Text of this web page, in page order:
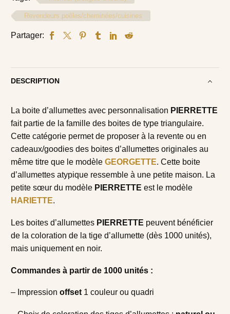
Revendeurs poêles/cheminées/cuisines
Partager:
DESCRIPTION
La boite d’allumettes avec personnalisation PIERRETTE
fait partie de la famille des boites de type triangulaire.
Cette catégorie permet de proposer à la revente ou en
cadeaux/goodies des boites d’allumettes originales au
même titre que le modèle GEORGETTE. Cette boite
d’allumettes atypique ressemble à une petite maison. La
petite sœur du modèle PIERRETTE est le modèle
HARIETTE.
Les boites d’allumettes PIERRETTE peuvent bénéficier
de la coloration de la tige d’allumette (dès 1000 unités),
mais uniquement en noir.
Commandes à partir de 1000 unités :
– Impression offset 1 couleur ou quadri